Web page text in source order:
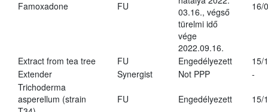
Famoxadone FU
03.16., végső
türelmi idő
vége
2022.09.16.
16/
Extract from tea tree FU Engedélyezett
15/
Extender
Synergist Not PPP
-
Trichoderma
asperellum (strain
FU Engedélyezett 15/